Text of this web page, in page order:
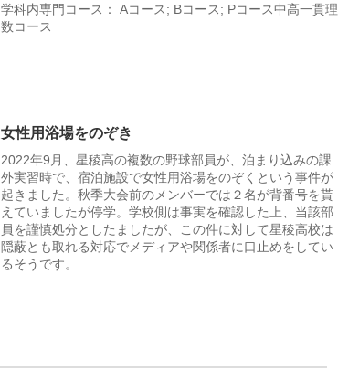
学科内専門コース： Aコース; Bコース; Pコース中高一貫理
数コース
女性用浴場をのぞき
2022年9月、星稜高の複数の野球部員が、泊まり込みの課
外実習時で、宿泊施設で女性用浴場をのぞくという事件が
起きました。秋季大会前のメンバーでは２名が背番号を貰
えていましたが停学。学校側は事実を確認した上、当該部
員を謹慎処分としたましたが、この件に対して星稜高校は
隠蔽とも取れる対応でメディアや関係者に口止めをしてい
るそうです。